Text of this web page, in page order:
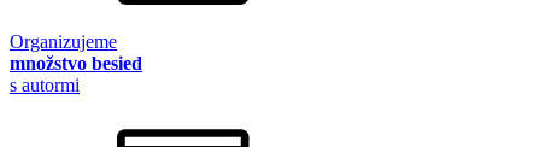
Organizujeme
množstvo besied
s autormi